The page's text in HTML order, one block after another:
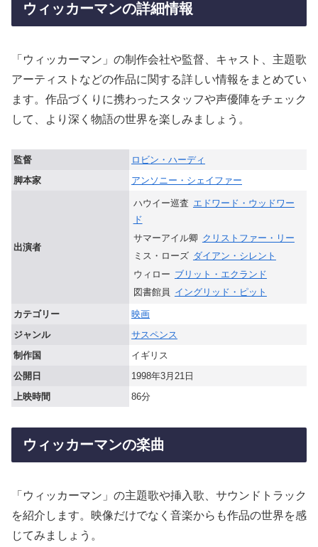
ウィッカーマンの詳細情報
「ウィッカーマン」の制作会社や監督、キャスト、主題歌
アーティストなどの作品に関する詳しい情報をまとめてい
ます。作品づくりに携わったスタッフや声優陣をチェック
して、より深く物語の世界を楽しみましょう。
監督
ロビン・ハーディ
脚本家
アンソニー・シェイファー
出演者
ハウイー巡査 エドワード・ウッドワー
ド
サマーアイル卿 クリストファー・リー
ミス・ローズ ダイアン・シレント
ウィロー ブリット・エクランド
図書館員 イングリッド・ピット
カテゴリー
映画
ジャンル
サスペンス
制作国
イギリス
公開日
1998年3月21日
上映時間
86分
ウィッカーマンの楽曲
「ウィッカーマン」の主題歌や挿入歌、サウンドトラック
を紹介します。映像だけでなく音楽からも作品の世界を感
じてみましょう。